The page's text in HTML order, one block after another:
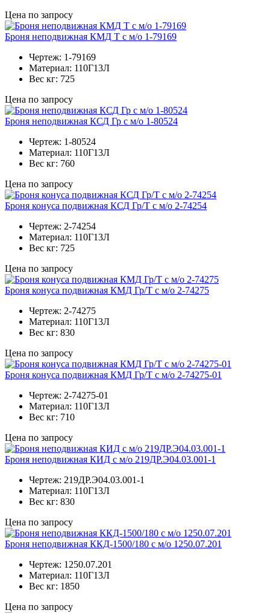
Цена по запросу
Броня неподвижная КМД Т с м/о 1-79169
Чертеж: 1-79169
Материал: 110Г13Л
Вес кг: 725
Цена по запросу
Броня неподвижная КСД Гр с м/о 1-80524
Чертеж: 1-80524
Материал: 110Г13Л
Вес кг: 760
Цена по запросу
Броня конуса подвижная КСД Гр/Т с м/о 2-74254
Чертеж: 2-74254
Материал: 110Г13Л
Вес кг: 725
Цена по запросу
Броня конуса подвижная КМД Гр/Т с м/о 2-74275
Чертеж: 2-74275
Материал: 110Г13Л
Вес кг: 830
Цена по запросу
Броня конуса подвижная КМД Гр/Т с м/о 2-74275-01
Чертеж: 2-74275-01
Материал: 110Г13Л
Вес кг: 710
Цена по запросу
Броня неподвижная КИД с м/о 219ДР.Э04.03.001-1
Чертеж: 219ДР.Э04.03.001-1
Материал: 110Г13Л
Вес кг: 830
Цена по запросу
Броня неподвижная ККД-1500/180 с м/о 1250.07.201
Чертеж: 1250.07.201
Материал: 110Г13Л
Вес кг: 1850
Цена по запросу